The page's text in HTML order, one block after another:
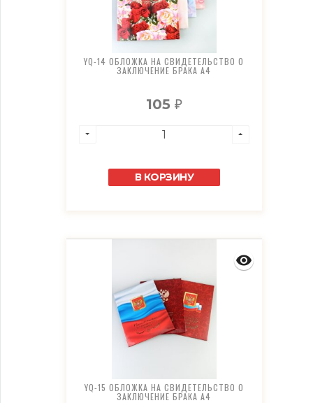
YQ-14 ОБЛОЖКА НА СВИДЕТЕЛЬСТВО О
ЗАКЛЮЧЕНИЕ БРАКА А4
105 ₽
В КОРЗИНУ
YQ-15 ОБЛОЖКА НА СВИДЕТЕЛЬСТВО О
ЗАКЛЮЧЕНИЕ БРАКА А4